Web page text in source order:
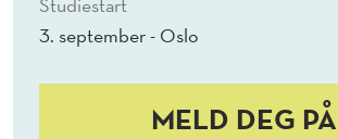
3. september - Oslo
MELD DEG PÅ